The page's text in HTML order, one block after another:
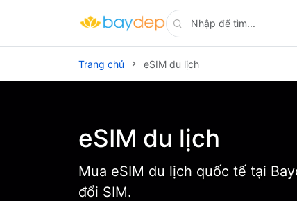
Trang chủ eSIM du lịch
eSIM du lịch
Mua eSIM du lịch quốc tế tại
đổi SIM.